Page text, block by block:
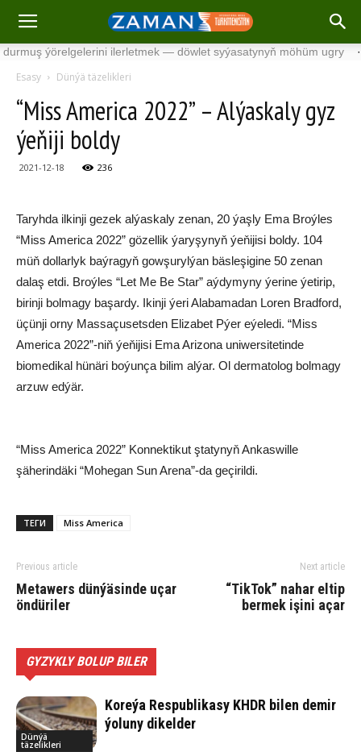
ýörelgelerini ilerletmek — döwlet syýasatynyň möhüm ugry ·
Esasy Dünýä täzelikleri
“Miss America 2022” – Alýaskaly gyz
ýeňiji boldy
2021-12-18 236
Taryhda ilkinji gezek alýaskaly zenan, 20 ýaşly Ema Broýles
“Miss America 2022” gözellik ýaryşynyň ýeňijisi boldy. 104
müň dollarlyk baýragyň gowşurylýan bäsleşigine 50 zenan
dalaş etdi. Broýles “Let Me Be Star” aýdymyny ýerine ýetirip,
birinji bolmagy başardy. Ikinji ýeri Alabamadan Loren Bradford,
üçünji orny Massaçusetsden Elizabet Pýer eýeledi. “Miss
America 2022”-niň ýeňijisi Ema Arizona uniwersitetinde
biomedikal hünäri boýunça bilim alýar. Ol dermatolog bolmagy
arzuw edýär.
“Miss America 2022” Konnektikut ştatynyň Ankaswille
şäherindäki “Mohegan Sun Arena”-da geçirildi.
ТЕГИ Miss America
Previous article
Metawers dünýäsinde uçar
öndüriler
Next article
“TikTok” nahar eltip
bermek işini açar
GYZYKLY BOLUP BILER
Dünýä
täzelikleri
Koreýa Respublikasy KHDR bilen demir
ýoluny dikelder